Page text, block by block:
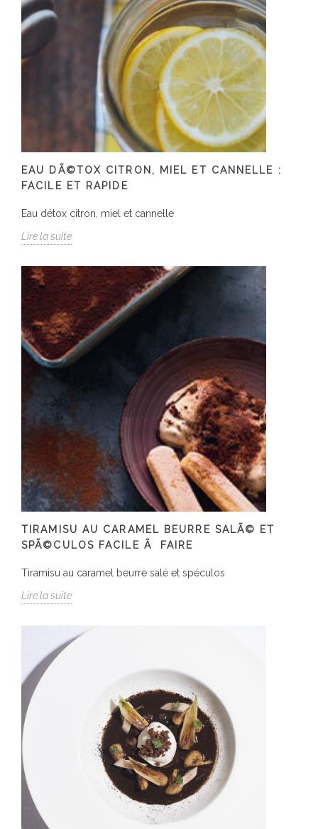
EAU DÃ©TOX CITRON, MIEL ET CANNELLE :
FACILE ET RAPIDE
Eau détox citron, miel et cannelle
Lire la suite
TIRAMISU AU CARAMEL BEURRE SALÃ© ET
SPÃ©CULOS FACILE Ã FAIRE
Tiramisu au caramel beurre salé et spéculos
Lire la suite